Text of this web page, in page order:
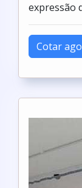
expressão
Cotar